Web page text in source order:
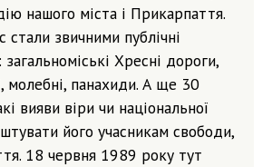
нашого міста і Прикарпаття.
стали звичними публічні
загальноміські Хресні дороги,
молебні, панахиди. А ще 30
вияви віри чи національної
його учасникам свободи,
18 червня 1989 року тут